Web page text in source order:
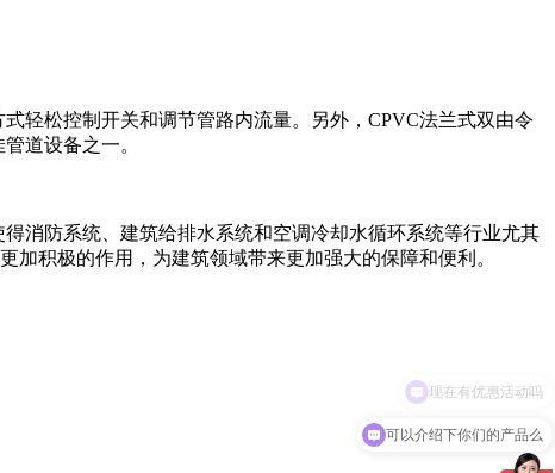
轻松控制开关和调节管路内流量。另外，CPVC法兰式双由令
道设备之一。
消防系统、建筑给排水系统和空调冷却水循环系统等行业尤其
积极的作用，为建筑领域带来更加强大的保障和便利。
可以介绍下你们的产品么